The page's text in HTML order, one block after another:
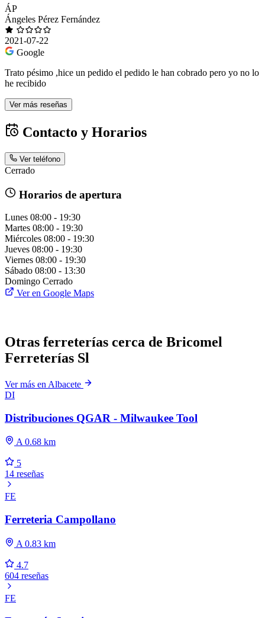
ÁP
Ángeles Pérez Fernández
2021-07-22
Google
Trato pésimo ,hice un pedido el pedido le han cobrado pero yo no lo
he recibido
Ver más reseñas
Contacto y Horarios
Ver teléfono
Cerrado
Horarios de apertura
Lunes 08:00 - 19:30
Martes 08:00 - 19:30
Miércoles 08:00 - 19:30
Jueves 08:00 - 19:30
Viernes 08:00 - 19:30
Sábado 08:00 - 13:30
Domingo Cerrado
Ver en Google Maps
Otras ferreterías cerca de Bricomel
Ferreterías Sl
Ver más en Albacete
DI
Distribuciones QGAR - Milwaukee Tool
A 0.68 km
5
14 reseñas
FE
Ferreteria Campollano
A 0.83 km
4.7
604 reseñas
FE